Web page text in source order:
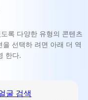
록 다양한 유형의 콘텐츠
선택하 려면 아래 더 역
한다.
굴 검색